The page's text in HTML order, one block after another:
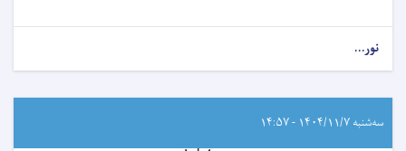
نور...
سه‌شنبه ۱۴۰۴/۱۱/۷ - ۱۴:۵۷